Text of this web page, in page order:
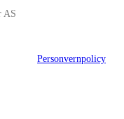
AS
Personvernpolicy